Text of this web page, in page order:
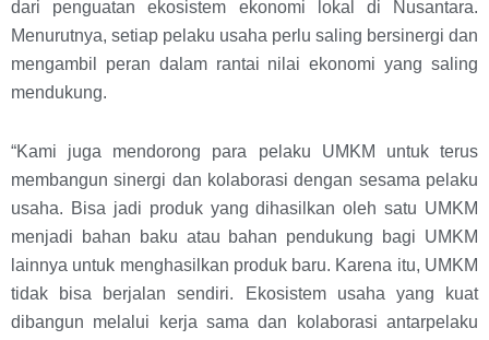
dari penguatan ekosistem ekonomi lokal di Nusantara.
Menurutnya, setiap pelaku usaha perlu saling bersinergi dan
mengambil peran dalam rantai nilai ekonomi yang saling
mendukung.
“Kami juga mendorong para pelaku UMKM untuk terus
membangun sinergi dan kolaborasi dengan sesama pelaku
usaha. Bisa jadi produk yang dihasilkan oleh satu UMKM
menjadi bahan baku atau bahan pendukung bagi UMKM
lainnya untuk menghasilkan produk baru. Karena itu, UMKM
tidak bisa berjalan sendiri. Ekosistem usaha yang kuat
dibangun melalui kerja sama dan kolaborasi antarpelaku